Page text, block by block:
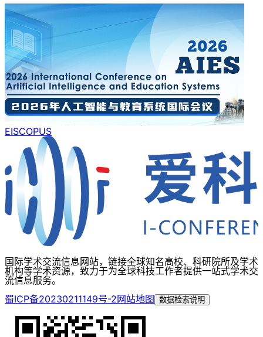
EISCOPUS
国际学术交流信息网站，链接全球知名高校、科研院所及学术
机构等学术资源，致力于为全球科技工作者提供一站式学术交
流信息服务。
蜀ICP备20230211149号-2网站地图 数据检索说明